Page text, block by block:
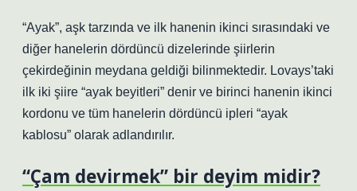
“Ayak”, aşk tarzında ve ilk hanenin ikinci sırasındaki ve
diğer hanelerin dördüncü dizelerinde şiirlerin
çekirdeğinin meydana geldiği bilinmektedir. Lovays’taki
ilk iki şiire “ayak beyitleri” denir ve birinci hanenin ikinci
kordonu ve tüm hanelerin dördüncü ipleri “ayak
kablosu” olarak adlandırılır.
“Çam devirmek” bir deyim midir?